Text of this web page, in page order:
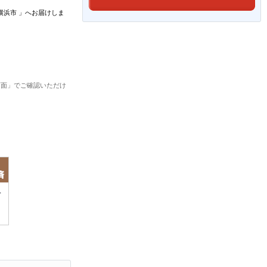
浜市 」 へお届けしま
」でご確認いただけ